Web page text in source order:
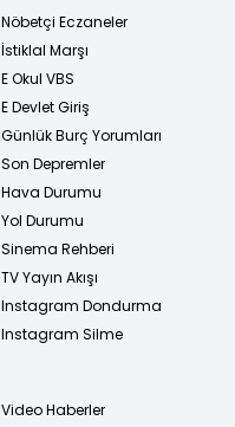
Nöbetçi Eczaneler
İstiklal Marşı
E Okul VBS
E Devlet Giriş
Günlük Burç Yorumları
Son Depremler
Hava Durumu
Yol Durumu
Sinema Rehberi
TV Yayın Akışı
Instagram Dondurma
Instagram Silme
Video Haberler